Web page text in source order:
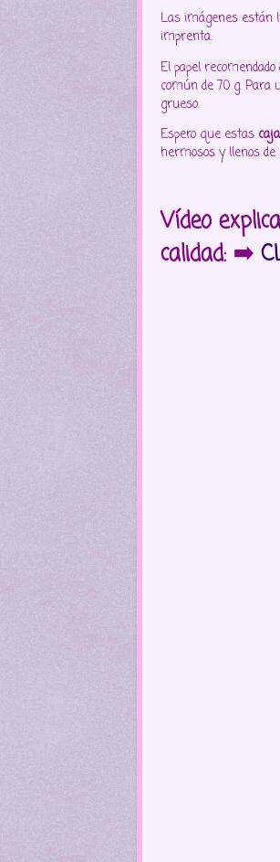
Las imágenes
imprenta.
El papel
común de 70 g.
grueso.
Espero que estas
hermosos y llenos
Vídeo
calidad: ➡️